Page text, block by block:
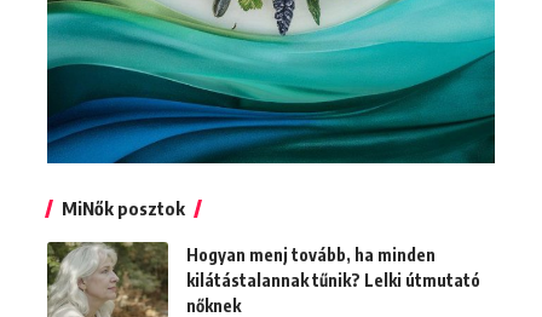
MiNők posztok
Hogyan menj tovább, ha minden
kilátástalannak tűnik? Lelki útmutató
nőknek